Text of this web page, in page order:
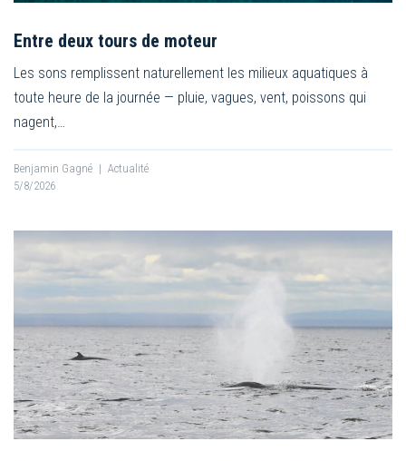
Entre deux tours de moteur
Les sons remplissent naturellement les milieux aquatiques à
toute heure de la journée — pluie, vagues, vent, poissons qui
nagent,…
Benjamin Gagné | Actualité
5/8/2026